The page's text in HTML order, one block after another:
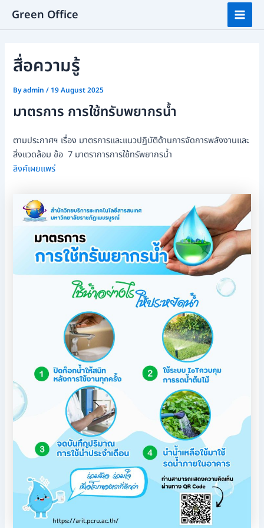
Green Office
Main
สื่อความรู้
Byadmin/ 19 August 2025
มาตรการ การใช้ทรับพยากรน้ำ
ตามประกาศฯ เรื่อง มาตรการและแนวปฏิบัติด้านการจัดการพลังงานและ
สิ่งแวดล้อม ข้อ 7 มาตราการการใช้ทรัพยากรน้ำ
ลิงค์เผยแพร่